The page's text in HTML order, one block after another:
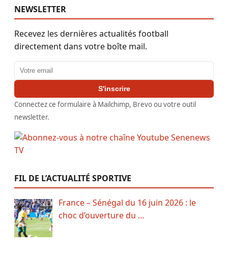
NEWSLETTER
Recevez les dernières actualités football
directement dans votre boîte mail.
Adresse email
S'inscrire
Connectez ce formulaire à Mailchimp, Brevo ou votre outil
newsletter.
FIL DE L’ACTUALITÉ SPORTIVE
France – Sénégal du 16 juin 2026 : le
choc d’ouverture du …